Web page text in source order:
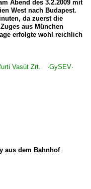
Abend des 3.2.2009 mit
West nach Budapest.
da zuerst die
aus München
erfolgte wohl reichlich
Vasút Zrt. ·GySEV·
aus dem Bahnhof